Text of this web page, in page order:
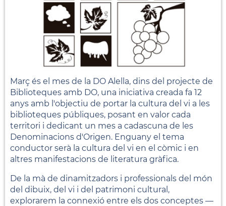
Març és el mes de la DO Alella, dins del projecte de
Biblioteques amb DO, una iniciativa creada fa 12
anys amb l'objectiu de portar la cultura del vi a les
biblioteques públiques, posant en valor cada
territori i dedicant un mes a cadascuna de les
Denominacions d'Origen. Enguany el tema
conductor serà la cultura del vi en el còmic i en
altres manifestacions de literatura gràfica.
De la mà de dinamitzadors i professionals del món
del dibuix, del vi i del patrimoni cultural,
explorarem la connexió entre els dos conceptes —